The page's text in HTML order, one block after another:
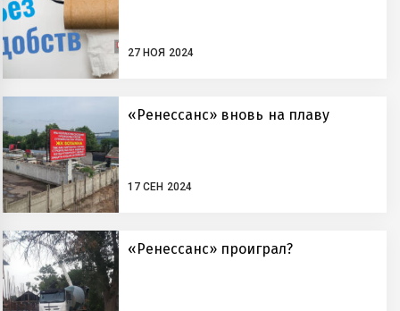
27 НОЯ 2024
«Ренессанс» вновь на плаву
17 СЕН 2024
«Ренессанс» проиграл?